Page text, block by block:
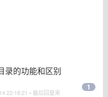
录的功能和区别
22:18:21 • 最后回复来
1